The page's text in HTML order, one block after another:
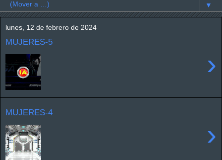
▼
lunes, 12 de febrero de 2024
MUJERES-5
›
MUJERES-4
›